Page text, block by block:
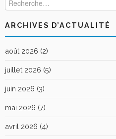
ARCHIVES D’ACTUALITÉ
août 2026 (2)
juillet 2026 (5)
juin 2026 (3)
mai 2026 (7)
avril 2026 (4)